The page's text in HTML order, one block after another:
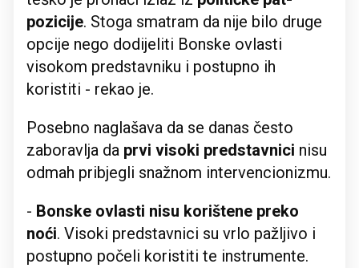
pozicije. Stoga smatram da nije bilo druge
opcije nego dodijeliti Bonske ovlasti
visokom predstavniku i postupno ih
koristiti - rekao je.
Posebno naglašava da se danas često
zaboravlja da prvi visoki predstavnici nisu
odmah pribjegli snažnom intervencionizmu.
- Bonske ovlasti nisu korištene preko
noći. Visoki predstavnici su vrlo pažljivo i
postupno počeli koristiti te instrumente.